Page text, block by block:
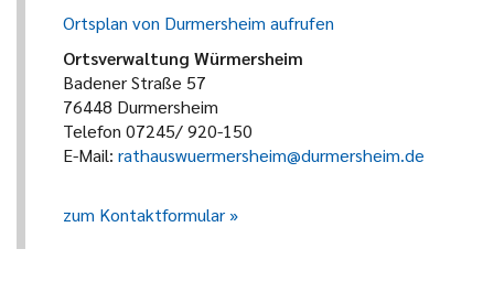
Ortsplan von Durmersheim aufrufen
Ortsverwaltung Würmersheim
Badener Straße 57
76448 Durmersheim
Telefon 07245/ 920-150
E-Mail: rathauswuermersheim@durmersheim.de
zum Kontaktformular